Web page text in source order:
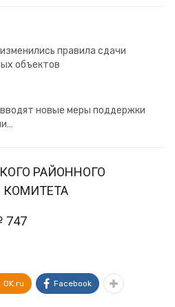
правила сдачи
объектов
новые меры поддержки
РАЙОННОГО
747
OK.ru Facebook